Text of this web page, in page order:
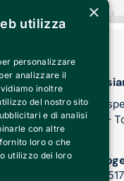
Dove
Via
10147 –
Un
CF:
×
utilizza
personalizzare
analizzare il
inoltre
del nostro sito
e di analisi
con altre
loro o che
utilizzo dei loro